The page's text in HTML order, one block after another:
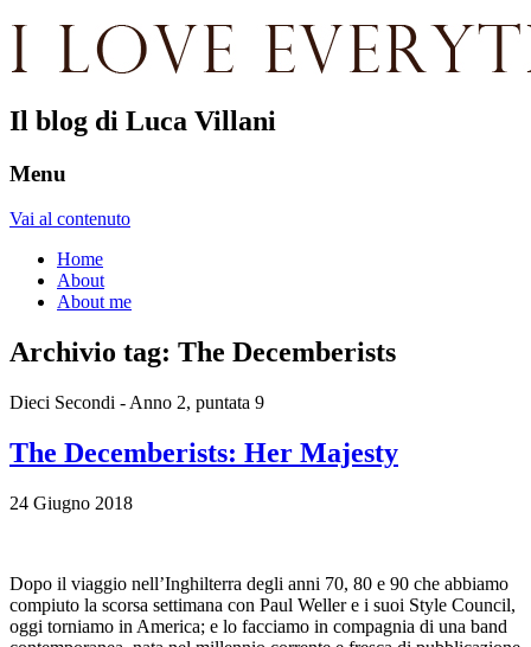
Il blog di Luca Villani
Menu
Vai al contenuto
Home
About
About me
Archivio tag: The Decemberists
Dieci Secondi - Anno 2, puntata 9
The Decemberists: Her Majesty
24 Giugno 2018
Dopo il viaggio nell’Inghilterra degli anni 70, 80 e 90 che abbiamo
compiuto la scorsa settimana con Paul Weller e i suoi Style Council,
oggi torniamo in America; e lo facciamo in compagnia di una band